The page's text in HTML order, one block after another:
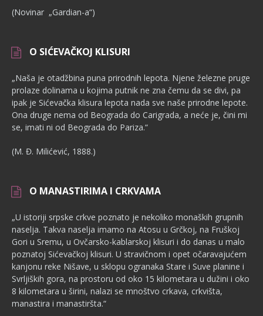
(Novinar „Gardian-a“)
O SIĆEVAČKOJ KLISURI
„Naša je otadžbina puna prirodnih lepota. Njene železne pruge
pro­laze dolinama u kojima putnik ne zna čemu da se divi, pa
ipak je Sićevačka klisura lepota nada sve naše prirodne lepote.
Ona druge nema od Beograda do Carigrada, a neće je, čini mi
se, imati ni od Beograda do Pariza.“
(M. Đ. Milićević, 1888.)
O MANASTIRIMA I CRKVAMA
„U istoriji srpske crkve poznato je nekoliko monaških grupnih
nase­lja. Takva naselja imamo na Atosu u Grčkoj, na Fruškoj
Gori u Sremu, u Ovčarsko-kablarskoj klisuri i do danas u malo
poznatoj Sićevačkoj klisu­ri. U stravičnom i opet očaravajućem
kanjonu reke Nišave, u sklopu ogranaka Stare i Suve planine i
Svrljiških gora, na prostoru od oko 15 kilometara u dužini i oko
8 kilometara u širini, nalazi se mnoštvo crka­va, crkvišta,
manastira i manastiršta.“